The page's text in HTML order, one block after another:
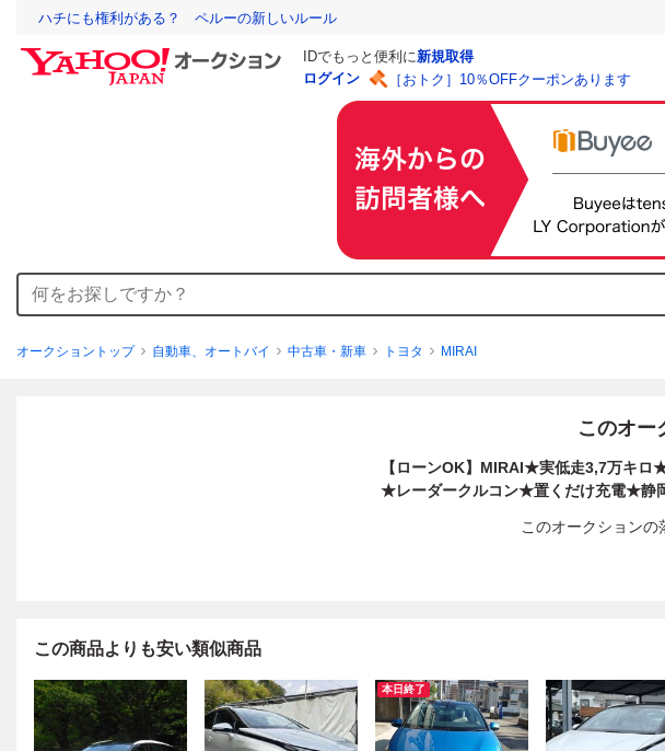
ハチにも権利がある？ ペルーの新しいルール
IDでもっと便利に新規取得
ログイン
［おトク］10％OFFクーポンあります
オークショントップ 自動車、オートバイ 中古車・新車 トヨタ MIRAI
このオー
【ローンOK】MIRAI★実低走3,7万キ
★レーダークルコン★置くだけ充電★静
このオークションの
この商品よりも安い類似商品
本日終了